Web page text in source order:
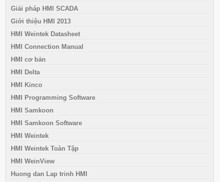
Giải pháp HMI SCADA
Giới thiệu HMI 2013
HMI Weintek Datasheet
HMI Connection Manual
HMI cơ bản
HMI Delta
HMI Kinco
HMI Programming Software
HMI Samkoon
HMI Samkoon Software
HMI Weintek
HMI Weintek Toàn Tập
HMI WeinView
Huong dan Lap trinh HMI